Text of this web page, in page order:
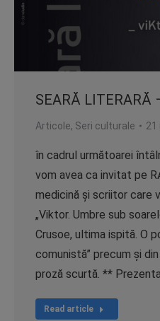
SEARĂ LITERARĂ
Articole, Seri culturale 21
în cadrul următoarei
vom avea ca invitat pe
medicină și scriitor care
„Viktor. Umbre sub
Crusoe, ultima ispită. O
comunistă” precum și
proză scurtă. **
Read article